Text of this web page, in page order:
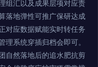
组汇以及成果层项对应责
落地弹性可推广保研达成
对应数据赋能实时转任务
系统穿插归档会即可。
自然落地后的追水肥抗剪